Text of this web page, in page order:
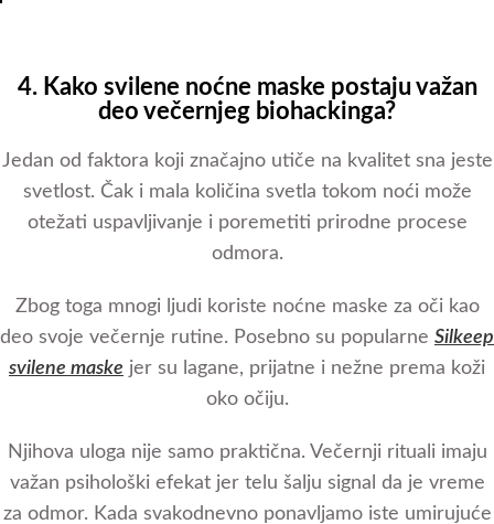
4. Kako svilene noćne maske postaju važan
deo večernjeg biohackinga?
Jedan od faktora koji značajno utiče na kvalitet sna jeste
svetlost. Čak i mala količina svetla tokom noći može
otežati uspavljivanje i poremetiti prirodne procese
odmora.
Zbog toga mnogi ljudi koriste noćne maske za oči kao
deo svoje večernje rutine. Posebno su popularne Silkeep
svilene maske jer su lagane, prijatne i nežne prema koži
oko očiju.
Njihova uloga nije samo praktična. Večernji rituali imaju
važan psihološki efekat jer telu šalju signal da je vreme
za odmor. Kada svakodnevno ponavljamo iste umirujuće